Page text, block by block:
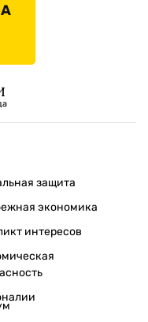
защита
экономика
интересов